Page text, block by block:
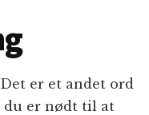
er et andet ord
du er nødt til at